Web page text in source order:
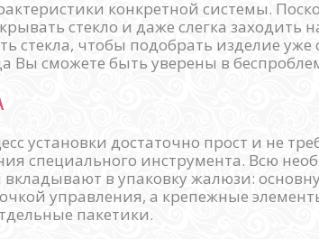
конкретной системы.
стекло и даже слегка заходить
стекла, чтобы подобрать изделие уже
Вы сможете быть уверены в
установки достаточно прост и не
специального инструмента. Всю
в упаковку жалюзи:
управления, а крепежные
пакетики.